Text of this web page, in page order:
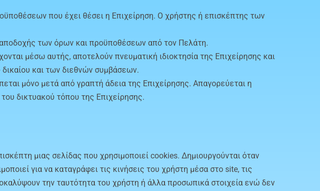
που έχει θέσει η Επιχείρηση. Ο χρήστης ή επισκέπτης των
των όρων και προϋποθέσεων από τον Πελάτη.
μέσω αυτής, αποτελούν πνευματική ιδιοκτησία της Επιχείρησης και
δικαίου και των διεθνών συμβάσεων.
μόνο μετά από γραπτή άδεια της Επιχείρησης. Απαγορεύεται η
δικτυακού τόπου της Επιχείρησης.
μιας σελίδας που χρησιμοποιεί cookies. Δημιουργούνται όταν
για να καταγράφει τις κινήσεις του χρήστη μέσα στο site, τις
την ταυτότητα του χρήστη ή άλλα προσωπικά στοιχεία ενώ δεν